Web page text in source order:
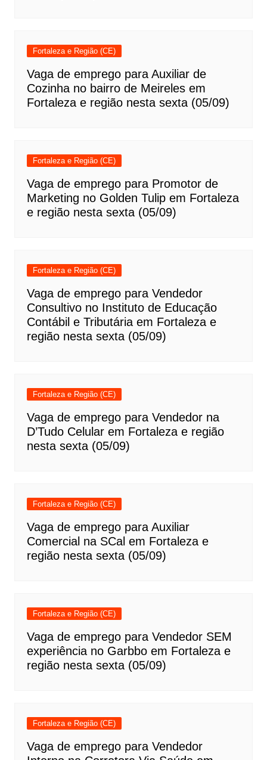
Fortaleza e Região (CE)
Vaga de emprego para Auxiliar de
Cozinha no bairro de Meireles em
Fortaleza e região nesta sexta (05/09)
Fortaleza e Região (CE)
Vaga de emprego para Promotor de
Marketing no Golden Tulip em Fortaleza
e região nesta sexta (05/09)
Fortaleza e Região (CE)
Vaga de emprego para Vendedor
Consultivo no Instituto de Educação
Contábil e Tributária em Fortaleza e
região nesta sexta (05/09)
Fortaleza e Região (CE)
Vaga de emprego para Vendedor na
D’Tudo Celular em Fortaleza e região
nesta sexta (05/09)
Fortaleza e Região (CE)
Vaga de emprego para Auxiliar
Comercial na SCal em Fortaleza e
região nesta sexta (05/09)
Fortaleza e Região (CE)
Vaga de emprego para Vendedor SEM
experiência no Garbbo em Fortaleza e
região nesta sexta (05/09)
Fortaleza e Região (CE)
Vaga de emprego para Vendedor